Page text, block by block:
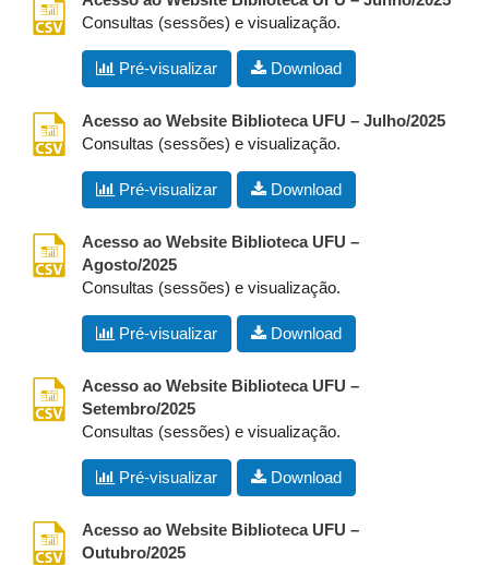
Consultas (sessões) e visualização.
Pré-visualizar Download
Acesso ao Website Biblioteca UFU – Julho/2025
csv
Consultas (sessões) e visualização.
Pré-visualizar Download
Acesso ao Website Biblioteca UFU –
Agosto/2025
csv
Consultas (sessões) e visualização.
Pré-visualizar Download
Acesso ao Website Biblioteca UFU –
Setembro/2025
csv
Consultas (sessões) e visualização.
Pré-visualizar Download
Acesso ao Website Biblioteca UFU –
Outubro/2025
csv